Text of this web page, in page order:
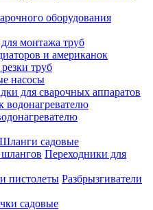
оборудования
монтажа труб
и американок
труб
насосы
для сварочных аппаратов
Шланги садовые
Переходники для
Разбрызгиватели
садовые